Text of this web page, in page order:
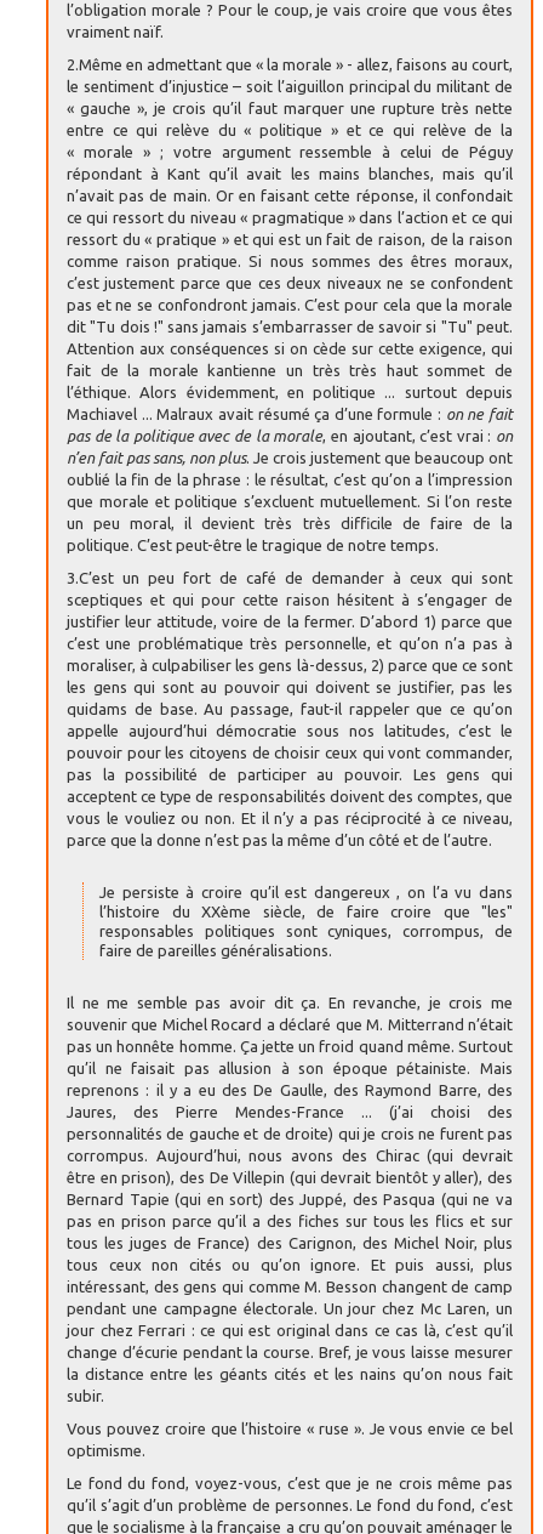
l’obligation morale ? Pour le coup, je vais croire que vous êtes
vraiment naïf.
2.Même en admettant que « la morale » - allez, faisons au court,
le sentiment d’injustice – soit l’aiguillon principal du militant de
« gauche », je crois qu’il faut marquer une rupture très nette
entre ce qui relève du « politique » et ce qui relève de la
« morale » ; votre argument ressemble à celui de Péguy
répondant à Kant qu’il avait les mains blanches, mais qu’il
n’avait pas de main. Or en faisant cette réponse, il confondait
ce qui ressort du niveau « pragmatique » dans l’action et ce qui
ressort du « pratique » et qui est un fait de raison, de la raison
comme raison pratique. Si nous sommes des êtres moraux,
c’est justement parce que ces deux niveaux ne se confondent
pas et ne se confondront jamais. C’est pour cela que la morale
dit "Tu dois !" sans jamais s’embarrasser de savoir si "Tu" peut.
Attention aux conséquences si on cède sur cette exigence, qui
fait de la morale kantienne un très très haut sommet de
l’éthique. Alors évidemment, en politique ... surtout depuis
Machiavel ... Malraux avait résumé ça d’une formule : on ne fait
pas de la politique avec de la morale, en ajoutant, c’est vrai : on
n’en fait pas sans, non plus. Je crois justement que beaucoup ont
oublié la fin de la phrase : le résultat, c’est qu’on a l’impression
que morale et politique s’excluent mutuellement. Si l’on reste
un peu moral, il devient très très difficile de faire de la
politique. C’est peut-être le tragique de notre temps.
3.C’est un peu fort de café de demander à ceux qui sont
sceptiques et qui pour cette raison hésitent à s’engager de
justifier leur attitude, voire de la fermer. D’abord 1) parce que
c’est une problématique très personnelle, et qu’on n’a pas à
moraliser, à culpabiliser les gens là-dessus, 2) parce que ce sont
les gens qui sont au pouvoir qui doivent se justifier, pas les
quidams de base. Au passage, faut-il rappeler que ce qu’on
appelle aujourd’hui démocratie sous nos latitudes, c’est le
pouvoir pour les citoyens de choisir ceux qui vont commander,
pas la possibilité de participer au pouvoir. Les gens qui
acceptent ce type de responsabilités doivent des comptes, que
vous le vouliez ou non. Et il n’y a pas réciprocité à ce niveau,
parce que la donne n’est pas la même d’un côté et de l’autre.
Je persiste à croire qu’il est dangereux , on l’a vu dans
l’histoire du XXème siècle, de faire croire que "les"
responsables politiques sont cyniques, corrompus, de
faire de pareilles généralisations.
Il ne me semble pas avoir dit ça. En revanche, je crois me
souvenir que Michel Rocard a déclaré que M. Mitterrand n’était
pas un honnête homme. Ça jette un froid quand même. Surtout
qu’il ne faisait pas allusion à son époque pétainiste. Mais
reprenons : il y a eu des De Gaulle, des Raymond Barre, des
Jaures, des Pierre Mendes-France ... (j’ai choisi des
personnalités de gauche et de droite) qui je crois ne furent pas
corrompus. Aujourd’hui, nous avons des Chirac (qui devrait
être en prison), des De Villepin (qui devrait bientôt y aller), des
Bernard Tapie (qui en sort) des Juppé, des Pasqua (qui ne va
pas en prison parce qu’il a des fiches sur tous les flics et sur
tous les juges de France) des Carignon, des Michel Noir, plus
tous ceux non cités ou qu’on ignore. Et puis aussi, plus
intéressant, des gens qui comme M. Besson changent de camp
pendant une campagne électorale. Un jour chez Mc Laren, un
jour chez Ferrari : ce qui est original dans ce cas là, c’est qu’il
change d’écurie pendant la course. Bref, je vous laisse mesurer
la distance entre les géants cités et les nains qu’on nous fait
subir.
Vous pouvez croire que l’histoire « ruse ». Je vous envie ce bel
optimisme.
Le fond du fond, voyez-vous, c’est que je ne crois même pas
qu’il s’agit d’un problème de personnes. Le fond du fond, c’est
que le socialisme à la française a cru qu’on pouvait aménager le